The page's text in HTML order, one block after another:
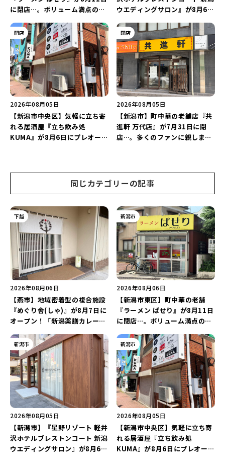
に閉店…。ボリューム満点の名
ウエディングサロン』が8月6日
グを万代で相談しよう♪
開店
2026年08月05日
【新潟市中央区】気軽に立ち寄
れる居酒屋『立ち飲み処
KUMA』が8月6日にプレオープ
閉店
2026年08月05日
【新潟市】町中華の老舗店『共
進軒 万代店』が7月31日に閉
店…。多くのファンに親しまれ
同じカテゴリーの記事
下越
2026年08月06日
【燕市】地域密着型の複合施設
『めぐり舎(しゃ)』が8月7日に
オープン！「新潟薬膳カレー
メニューや漆喰アートを楽しも
う♪
新潟市
2026年08月06日
【新潟市東区】町中華の老舗
『ラーメン ぱせり』が8月11日
に閉店…。ボリューム満点の名
新潟市
2026年08月05日
【新潟市】『星野リゾート 軽井
沢ホテルブレストンコート 新潟
ウエディングサロン』が8月6日
新潟市
2026年08月05日
【新潟市中央区】気軽に立ち寄
れる居酒屋『立ち飲み処
KUMA』が8月6日にプレオープ